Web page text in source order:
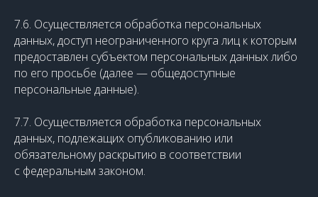
7.6. Осуществляется обработка персональных
данных, доступ неограниченного круга лиц к которым
предоставлен субъектом персональных данных либо
по его просьбе (далее — общедоступные
персональные данные).
7.7. Осуществляется обработка персональных
данных, подлежащих опубликованию или
обязательному раскрытию в соответствии
с федеральным законом.